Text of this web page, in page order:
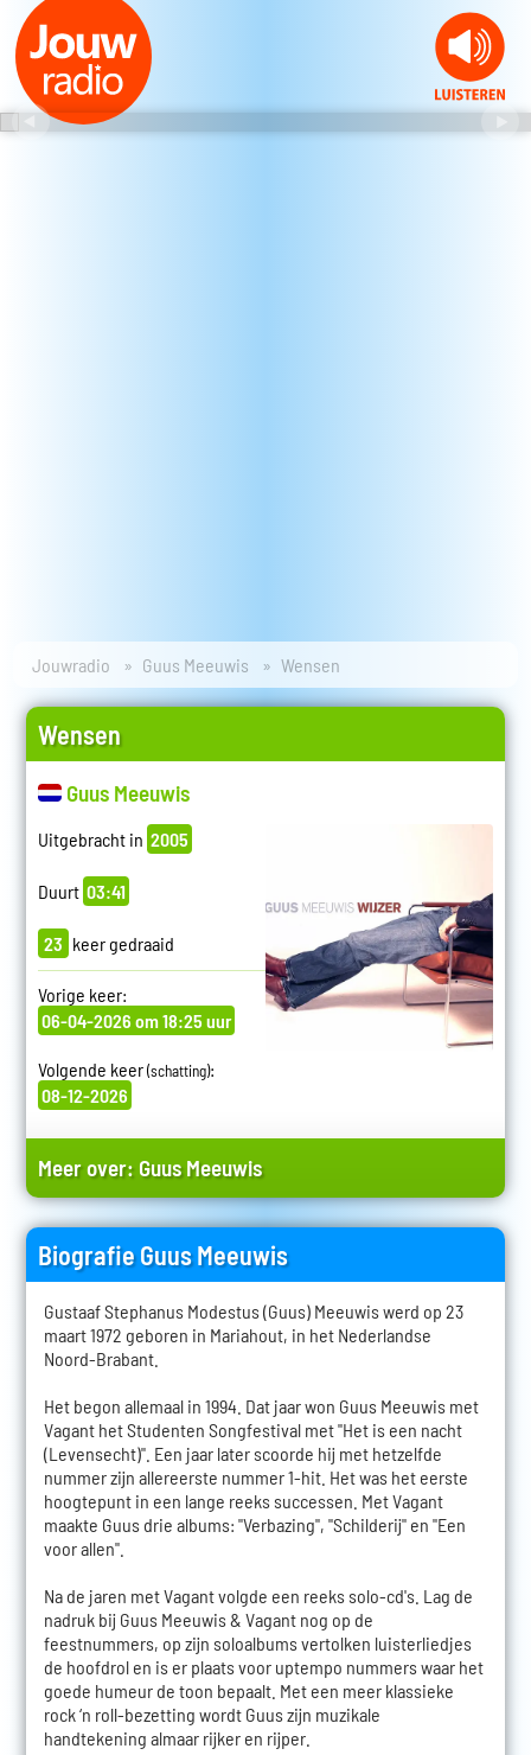
Jouwradio Guus Meeuwis Wensen
Wensen
Guus Meeuwis
Uitgebracht in 2005
Duurt 03:41
23 keer gedraaid
Vorige keer:
06-04-2026 om 18:25 uur
Volgende keer(schatting):
08-12-2026
Meer over: Guus Meeuwis
Biografie Guus Meeuwis
Gustaaf Stephanus Modestus (Guus) Meeuwis werd op 23
maart 1972 geboren in Mariahout, in het Nederlandse
Noord-Brabant.
Het begon allemaal in 1994. Dat jaar won Guus Meeuwis met
Vagant het Studenten Songfestival met "Het is een nacht
(Levensecht)". Een jaar later scoorde hij met hetzelfde
nummer zijn allereerste nummer 1-hit. Het was het eerste
hoogtepunt in een lange reeks successen. Met Vagant
maakte Guus drie albums: "Verbazing", "Schilderij" en "Een
voor allen".
Na de jaren met Vagant volgde een reeks solo-cd's. Lag de
nadruk bij Guus Meeuwis & Vagant nog op de
feestnummers, op zijn soloalbums vertolken luisterliedjes
de hoofdrol en is er plaats voor uptempo nummers waar het
goede humeur de toon bepaalt. Met een meer klassieke
rock ‘n roll-bezetting wordt Guus zijn muzikale
handtekening almaar rijker en rijper.